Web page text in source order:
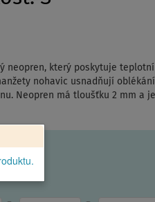
neopren, který poskytuje
nohavic usnadňují
Neopren má tloušťku 2 mm a